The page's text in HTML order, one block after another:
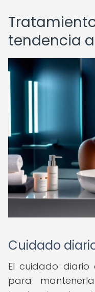
tendencia
Cuidado
El cuidado
para